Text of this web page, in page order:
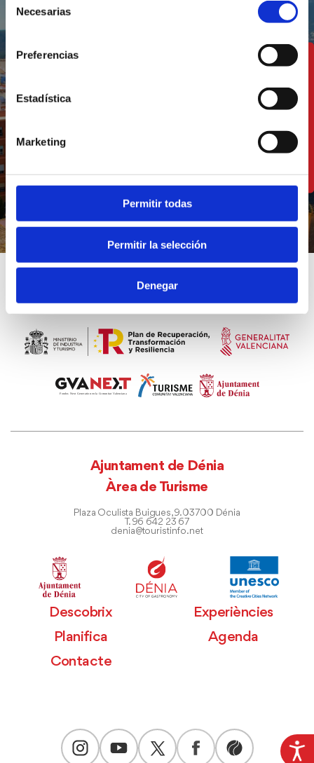
consentimiento
Necesarias
Preferencias
Estadística
Marketing
Permitir todas
Permitir la selección
Denegar
tradició i modernitat
Ajuntament de Dénia
Àrea de Turisme
Plaza Oculista Buigues, 9. 03700 Dénia
T. 96 642 23 67
denia@touristinfo.net
Descobrix
Experiències
Planifica
Agenda
Contacte